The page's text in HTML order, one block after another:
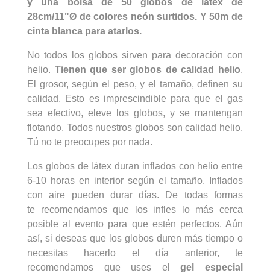
28cm/11"Ø de colores neón surtidos. Y 50m de
cinta blanca para atarlos.
No todos los globos sirven para decoración con
helio. Tienen que ser globos de calidad helio.
El grosor, según el peso, y el tamaño, definen su
calidad. Esto es imprescindible para que el gas
sea efectivo, eleve los globos, y se mantengan
flotando. Todos nuestros globos son calidad helio.
Tú no te preocupes por nada.
Los globos de látex duran inflados con helio entre
6-10 horas en interior según el tamaño. Inflados
con aire pueden durar días. De todas formas
te recomendamos que los infles lo más cerca
posible al evento para que estén perfectos. Aún
así, si deseas que los globos duren más tiempo o
necesitas hacerlo el día anterior, te
recomendamos que uses elgel especial